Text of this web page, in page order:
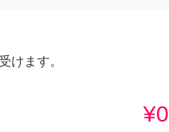
けます。
¥0